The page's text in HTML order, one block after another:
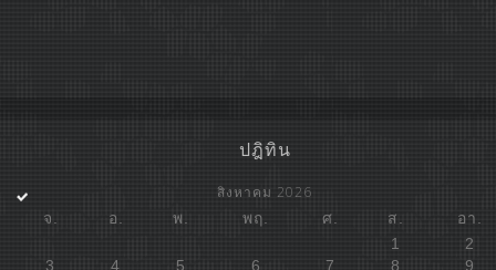
ปฎิทิน
สิงหาคม 2026
จ. อ. พ. พฤ. ศ. ส.
อา.
1
2
3
4 5 6 7 8
9